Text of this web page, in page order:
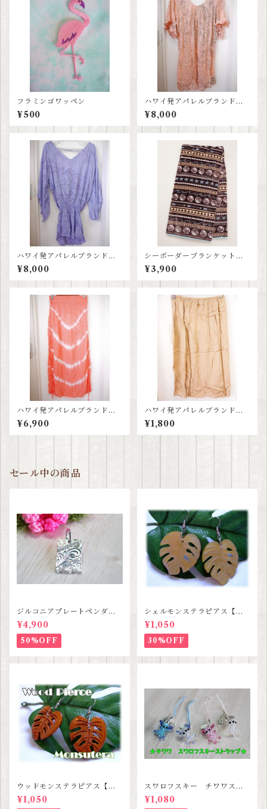
フラミンゴワッペン
¥500
ハワイ発アパレルブランド≪
ティアレハワイ tiare hawaii
≫ サーモンピンクワンピー
ス
¥8,000
ハワイ発アパレルブランド≪
ティアレハワイ tiare hawaii
≫タイダイパープルワンピー
ス
¥8,000
シーボーダーブランケット
大判
¥3,900
ハワイ発アパレルブランド≪
ティアレハワイ tiare hawaii
≫ コーラルピンクスカート
¥6,900
ハワイ発アパレルブランド≪
ティアレハワイ tiare hawaii
≫ ヌードカラーペチコート
¥1,800
セール中の商品
ジルコニアプレートペンダン
ト【ハワイアンジュエリー】S
ALE
¥4,900
50%OFF
シェルモンステラピアス【ハ
ワイアンジュエリー】SALE
¥1,050
30%OFF
ウッドモンステラピアス【ハ
ワイアンジュエリー】
¥1,050
スワロフスキー チワワスト
ラップ 【３種類セットセー
ル価格】
¥1,080